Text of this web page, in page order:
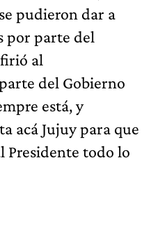
pudieron dar a
por parte del
al
del Gobierno
está, y
acá Jujuy para que
Presidente todo lo